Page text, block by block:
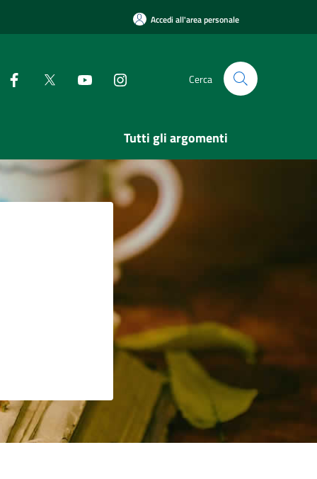
Accedi all'area personale
Cerca
Tutti gli argomenti